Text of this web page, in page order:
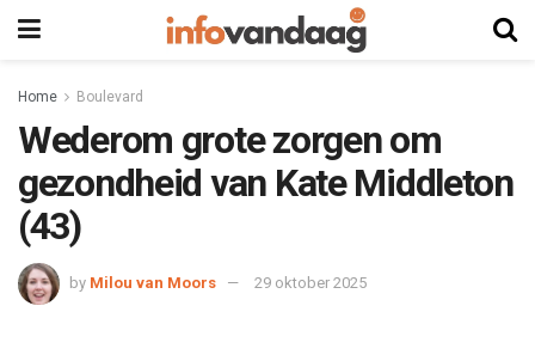
Home Boulevard
Wederom grote zorgen om
gezondheid van Kate Middleton
(43)
by Milou van Moors 29 oktober 2025